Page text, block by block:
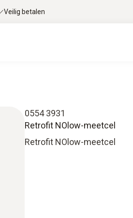
Veilig betalen
0554 3931
Retrofit NOlow-meetcel
Retrofit NOlow-meetcel